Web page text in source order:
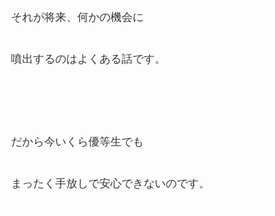
それが将来、何かの機会に
噴出するのはよくある話です。
だから今いくら優等生でも
まったく手放しで安心できないのです。